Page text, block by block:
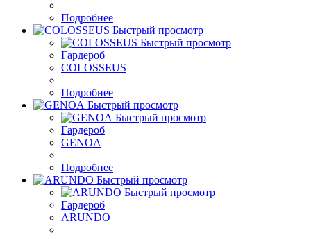
Подробнее
Быстрый просмотр
Быстрый просмотр
Гардероб
COLOSSEUS
Подробнее
Быстрый просмотр
Быстрый просмотр
Гардероб
GENOA
Подробнее
Быстрый просмотр
Быстрый просмотр
Гардероб
ARUNDO